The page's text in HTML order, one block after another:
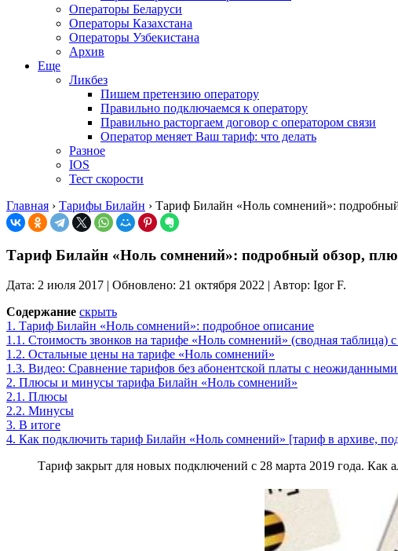
Операторы Беларуси
Операторы Казахстана
Операторы Узбекистана
Архив
Еще
Ликбез
Пишем претензию оператору
Правильно подключаемся к оператору
Правильно расторгаем договор с оператором связи
Оператор меняет Ваш тариф: что делать
Разное
IOS
Тест скорости
Главная › Тарифы Билайн › Тариф Билайн «Ноль сомнений»:
Тариф Билайн «Ноль сомнений»: подробный обзор,
Дата: 2 июля 2017 | Обновлено: 21 октября 2022 | Автор: Igor F.
Содержание скрыть
1. Тариф Билайн «Ноль сомнений»: подробное описание
1.1. Стоимость звонков на тарифе «Ноль сомнений» (сводная таблица) с
1.2. Остальные цены на тарифе «Ноль сомнений»
1.3. Видео: Сравнение тарифов без абонентской платы с
2. Плюсы и минусы тарифа Билайн «Ноль сомнений»
2.1. Плюсы
2.2. Минусы
3. В итоге
4. Как подключить тариф Билайн «Ноль сомнений» [тариф в архиве,
Тариф закрыт для новых подключений с 28 марта 2019 года. Как